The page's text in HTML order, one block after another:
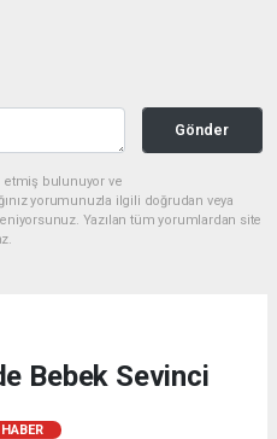
Gönder
etmiş bulunuyor ve
yorumunuzla ilgili doğrudan veya
Yazılan tüm yorumlardan site
Bebek Sevinci